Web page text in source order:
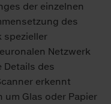
der einzelnen
des
spezieller
Netzwerk
Details des
erkennt
um Glas oder Papier